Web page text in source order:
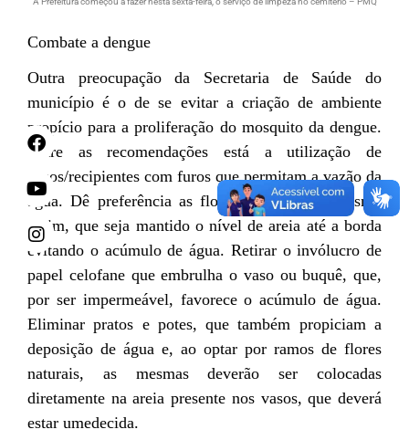
Combate a dengue
Outra preocupação da Secretaria de Saúde do
município é o de se evitar a criação de ambiente
propício para a proliferação do mosquito da dengue.
Entre asrecomendações está a utilização de
vasos/recipientes com furos que permitam a vazão da
água.Dê preferência as flores artificiais e,mesmo
assim, queseja mantido o nívelde areia até a borda
evitando o acúmulo de água. Retirar o invólucro de
papel celofane que embrulha o vaso ou buquê, que,
por ser impermeável, favorece o acúmulo de água.
Eliminarpratos e potes, que também propiciam a
deposição de água e, ao optar por ramos de flores
naturais, as mesmas deverão ser colocadas
diretamente na areia presente nos vasos, que deverá
estar umedecida.